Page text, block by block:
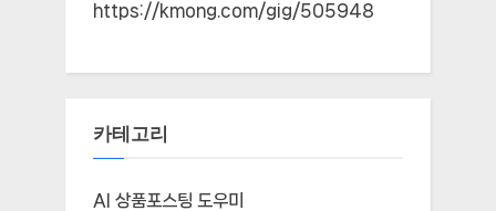
https://kmong.com/gig/505948
카테고리
AI 상품포스팅 도우미